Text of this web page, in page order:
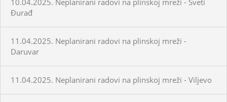
Đurađ
11.04.2025. Neplanirani radovi na plinskoj mreži -
Daruvar
11.04.2025. Neplanirani radovi na plinskoj mreži - Viljevo